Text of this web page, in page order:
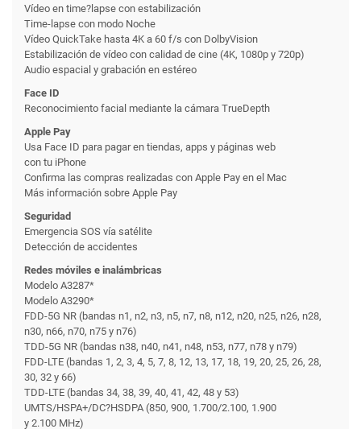
Vídeo en time?lapse con estabili­zación
Time-lapse con modo Noche
Vídeo QuickTake hasta 4K a 60 f/s con DolbyVision
Estabili­zación de vídeo con calidad de cine (4K, 1080p y 720p)
Audio espacial y grabación en estéreo
Face ID
Reconoci­miento facial mediante la cámara TrueDepth
Apple Pay
Usa Face ID para pagar en tiendas, apps y páginas web
con tu iPhone
Confirma las compras realizadas con Apple Pay en el Mac
Más información sobre Apple Pay
Seguridad
Emergencia SOS vía satélite
Detección de accidentes
Redes móviles e inalámbricas
Modelo A3287*
Modelo A3290*
FDD-5G NR (bandas n1, n2, n3, n5, n7, n8, n12, n20, n25, n26, n28,
n30, n66, n70, n75 y n76)
TDD-5G NR (bandas n38, n40, n41, n48, n53, n77, n78 y n79)
FDD-LTE (bandas 1, 2, 3, 4, 5, 7, 8, 12, 13, 17, 18, 19, 20, 25, 26, 28,
30, 32 y 66)
TDD-LTE (bandas 34, 38, 39, 40, 41, 42, 48 y 53)
UMTS/HSPA+/DC?HSDPA (850, 900, 1.700/2.100, 1.900
y 2.100 MHz)